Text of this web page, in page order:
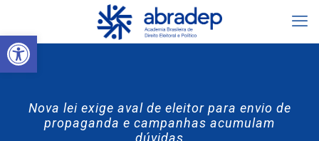
Abrir a barra de ferramentas
Nova lei exige aval de eleitor para envio de
propaganda e campanhas acumulam
dúvidas